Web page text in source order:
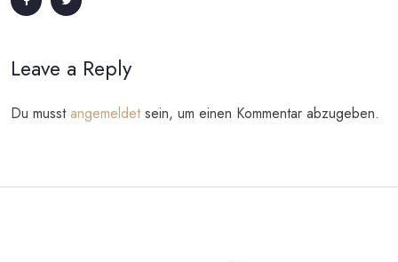
Leave a Reply
Du musstangemeldetsein, um einen Kommentar abzugeben.